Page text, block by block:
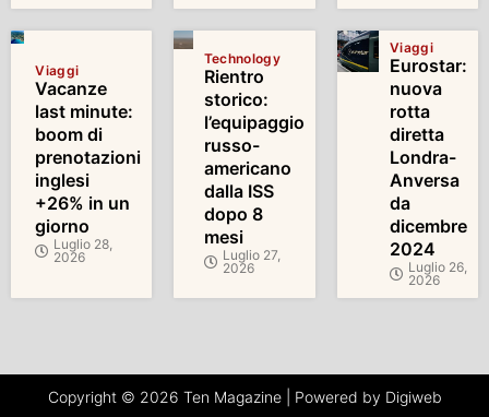
Viaggi
Vacanze
last minute:
boom di
prenotazioni
inglesi
+26% in un
giorno
Luglio 28,
2026
Technology
Rientro
storico:
l’equipaggio
russo-
americano
dalla ISS
dopo 8
mesi
Luglio 27,
2026
Viaggi
Eurostar:
nuova
rotta
diretta
Londra-
Anversa
da
dicembre
2024
Luglio 26,
2026
Copyright © 2026 Ten Magazine | Powered by Digiweb